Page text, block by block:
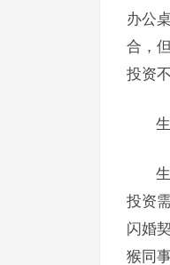
办公
合，
投资
投资
闪婚
猴同